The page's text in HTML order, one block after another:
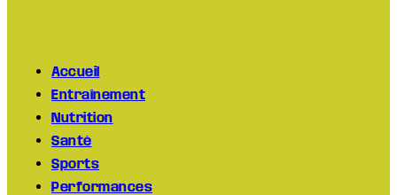
Accueil
Entraînement
Nutrition
Santé
Sports
Performances